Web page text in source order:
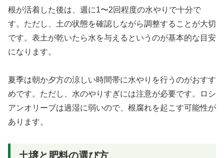
根が活着した後は、週に1〜2回程度の水やりで十分で
す。ただし、土の状態を確認しながら調整することが大切
です。表土が乾いたら水を与えるというのが基本的な目安
になります。
夏季は朝か夕方の涼しい時間帯に水やりを行うのがおすす
めです。ただし、水のやりすぎには注意が必要です。ロシ
アンオリーブは過湿に弱いので、根腐れを起こす可能性が
あります。
土壌と肥料の選び方